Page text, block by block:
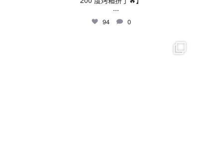
...
94 0